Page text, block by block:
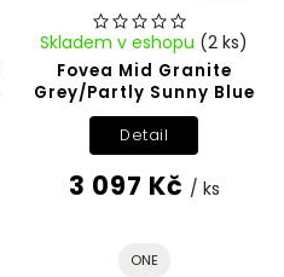
Fovea Mid Granite
Grey/Partly Sunny Blue
Skladem v eshopu (2 ks)
3 097 Kč / ks
Detail
ONE